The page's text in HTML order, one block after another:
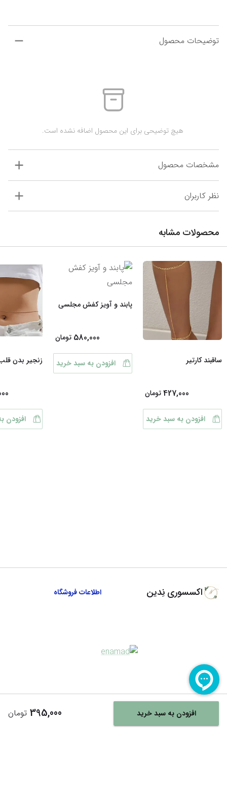
توضیحات محصول
مشخصات محصول
نظر کاربران
محصولات مشابه
ساقبند کارتیر
427,000 تومان
افزودن به سبد خرید
پابند و آویز کفش مجلسی
580,000 تومان
افزودن به سبد خرید زنجیر بدن
افزودن
افزودن به سبد خرید 395,000 تومان
اکسسوری نِدین اطلاعات فروشگاه